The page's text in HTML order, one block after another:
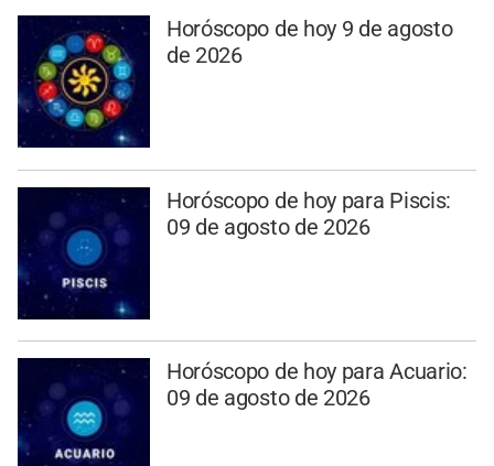
Horóscopo de hoy 9 de agosto
de 2026
Horóscopo de hoy para Piscis:
09 de agosto de 2026
Horóscopo de hoy para Acuario:
09 de agosto de 2026